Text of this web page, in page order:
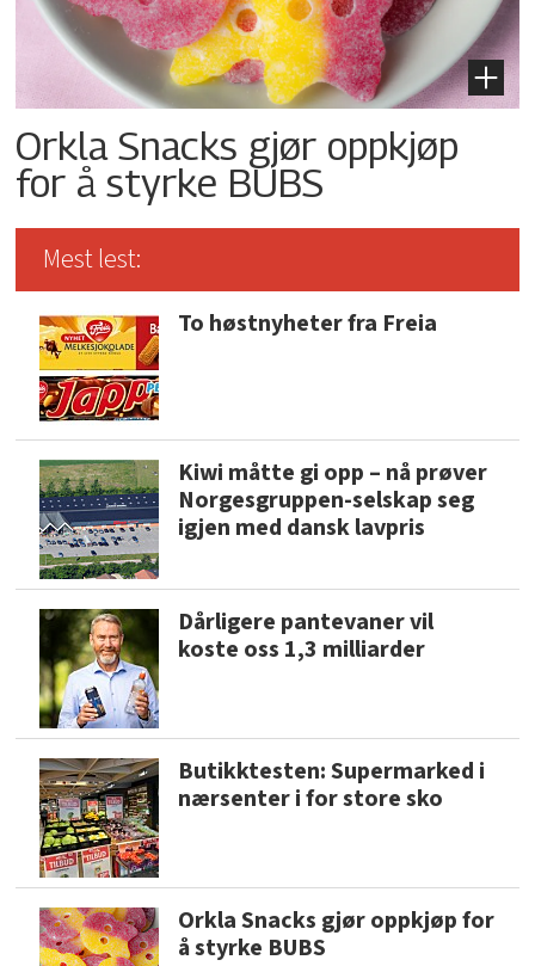
Orkla Snacks gjør oppkjøp
for å styrke BUBS
Mest lest:
To høstnyheter fra Freia
Kiwi måtte gi opp – nå prøver
Norgesgruppen-selskap seg
igjen med dansk lavpris
Dårligere pantevaner vil
koste oss 1,3 milliarder
Butikktesten: Supermarked i
nærsenter i for store sko
Orkla Snacks gjør oppkjøp for
å styrke BUBS